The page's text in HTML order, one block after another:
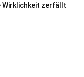
Wirklichkeit zerfällt